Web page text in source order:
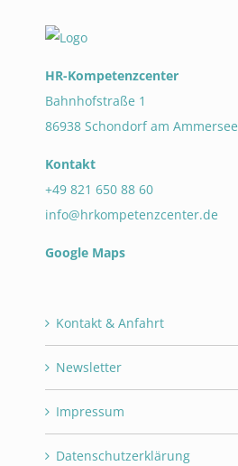
HR-Kompetenzcenter
Bahnhofstraße 1
86938 Schondorf am Ammersee
Kontakt
+49 821 650 88 60
info@hrkompetenzcenter.de
Google Maps
Kontakt & Anfahrt
Newsletter
Impressum
Datenschutzerklärung